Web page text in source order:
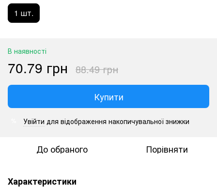
1 шт.
В наявності
70.79 грн 88.49 грн
Купити
Увійти для відображення накопичувальної знижки
До обраного Порівняти
Характеристики